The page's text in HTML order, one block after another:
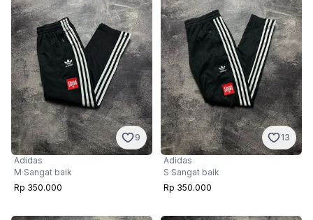
9
Adidas
M·Sangat baik
Rp 350.000
13
Adidas
S·Sangat baik
Rp 350.000